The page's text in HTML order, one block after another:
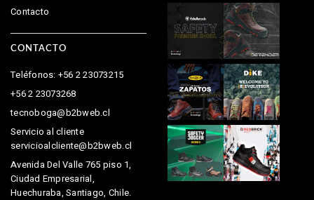
Contacto
CONTACTO
Teléfonos: +56 2 23073215
+56 2 23073268
tecnoboga@b2bweb.cl
Servicio al cliente
servicioalcliente@b2bweb.cl
Avenida Del Valle 765 piso 1,
Ciudad Empresarial,
Huechuraba, Santiago, Chile.